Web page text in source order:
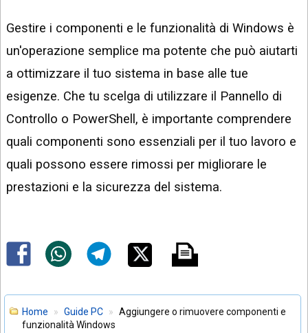
Gestire i componenti e le funzionalità di Windows è
un'operazione semplice ma potente che può aiutarti
a ottimizzare il tuo sistema in base alle tue
esigenze. Che tu scelga di utilizzare il Pannello di
Controllo o PowerShell, è importante comprendere
quali componenti sono essenziali per il tuo lavoro e
quali possono essere rimossi per migliorare le
prestazioni e la sicurezza del sistema.
Home Guide PC
Aggiungere o rimuovere componenti e
funzionalità Windows